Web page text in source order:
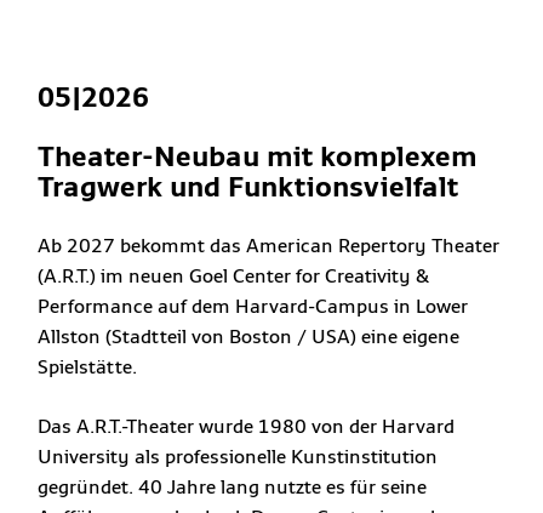
05|2026
Theater-Neubau mit komplexem
Tragwerk und Funktionsvielfalt
Ab 2027 bekommt das American Repertory Theater
(A.R.T.) im neuen Goel Center for Creativity &
Performance auf dem Harvard-Campus in Lower
Allston (Stadtteil von Boston / USA) eine eigene
Spielstätte.
Das A.R.T.-Theater wurde 1980 von der Harvard
University als professionelle Kunstinstitution
gegründet. 40 Jahre lang nutzte es für seine